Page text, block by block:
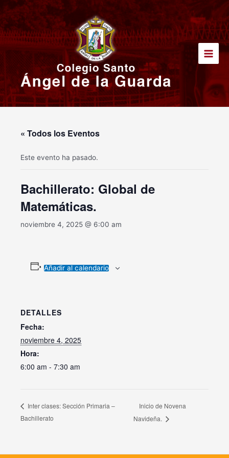
al
contenido
Main
« Todos los Eventos
Este evento ha pasado.
Bachillerato: Global de
Matemáticas.
noviembre 4, 2025 @ 6:00 am
Añadir al calendario
DETALLES
Fecha:
noviembre 4, 2025
Hora:
6:00 am - 7:30 am
Inter clases: Sección Primaria –
Bachillerato
Inicio de Novena
Navideña.